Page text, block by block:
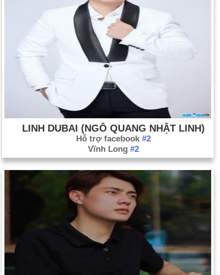
Ngày 1-1 năm 1975: John Mitchell, H. R. Haldeman và John
Ehrlichman bị kết tội cản trở công lý trong vụ Watergate.
Ngày 1-1 năm 1993:
Tiệp Khắc hòa bình tách thành Cộng hòa
Séc và Slovakia.
Hiệp định Thương mại Tự do Bắc Mỹ
Ngày 1-1 năm 2002:
Tiền xu và tiền giấy Euro đã được lưu
hành ở mười hai quốc gia châu Âu.
LINH DUBAI (NGÔ QUANG NHẬT LINH)
Hỗ trợ facebook #2
Vĩnh Long #2